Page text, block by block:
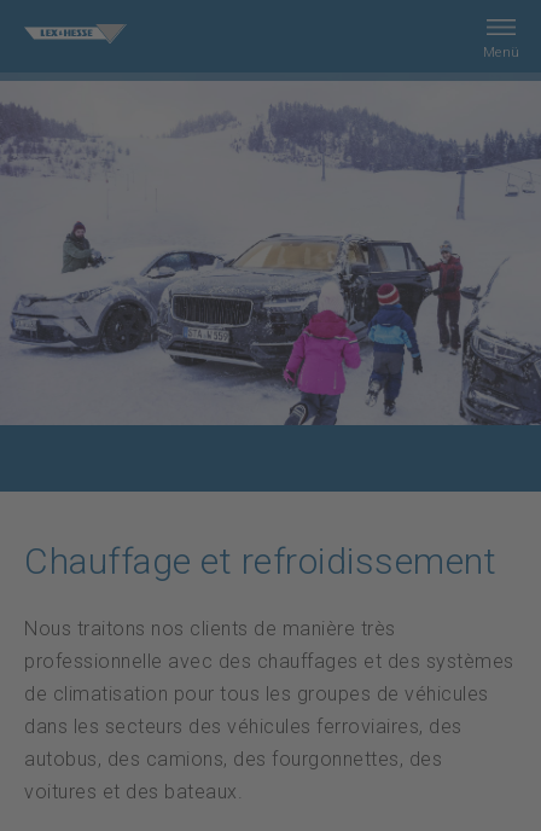
Enterprice
Contact
Protection des données
Menü
Chauffage et refroidissement
Nous traitons nos clients de manière très
professionnelle avec des chauffages et des systèmes
de climatisation pour tous les groupes de véhicules
dans les secteurs des véhicules ferroviaires, des
autobus, des camions, des fourgonnettes, des
voitures et des bateaux.